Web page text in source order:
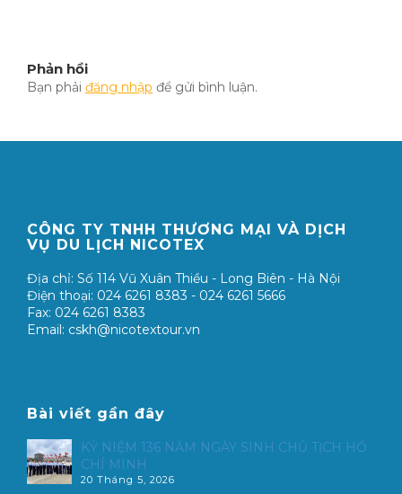
Phản hồi
Bạn phải đăng nhập để gửi bình luận.
CÔNG TY TNHH THƯƠNG MẠI VÀ DỊCH
VỤ DU LỊCH NICOTEX
Địa chỉ: Số 114 Vũ Xuân Thiều - Long Biên - Hà Nội
Điện thoại: 024 6261 8383 - 024 6261 5666
Fax: 024 6261 8383
Email: cskh@nicotextour.vn
Bài viết gần đây
KỶ NIỆM 136 NĂM NGÀY SINH CHỦ TỊCH HỒ
CHÍ MINH
20 Tháng 5, 2026